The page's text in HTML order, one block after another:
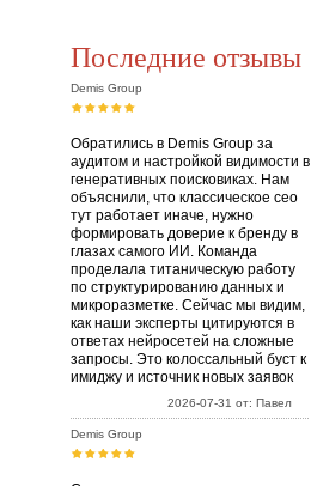
Последние отзывы
Demis Group
Обратились в Demis Group за
аудитом и настройкой видимости в
генеративных поисковиках. Нам
объяснили, что классическое сео
тут работает иначе, нужно
формировать доверие к бренду в
глазах самого ИИ. Команда
проделала титаническую работу
по структурированию данных и
микроразметке. Сейчас мы видим,
как наши эксперты цитируются в
ответах нейросетей на сложные
запросы. Это колоссальный буст к
имиджу и источник новых заявок
2026-07-31 от: Павел
Demis Group